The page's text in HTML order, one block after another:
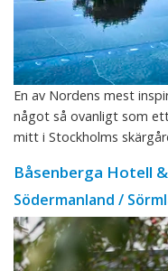
En av Nordens mest
något så ovanligt som
mitt i Stockholms
Båsenberga Hotell
Södermanland /